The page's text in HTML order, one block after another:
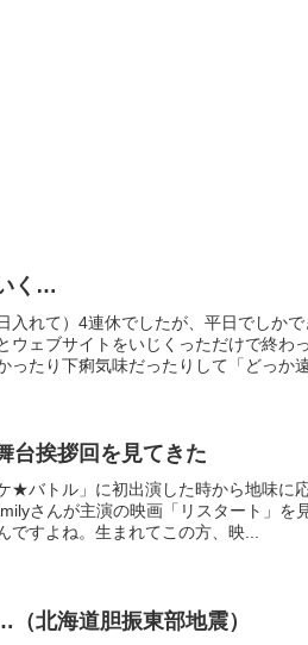
く…
入れて）4連休でしたが、平日でしか
ウェブサイトをいじくっただけで終
ったり下痢気味だったりして「どっか遠
台挨拶回を見てきた
★バトル」に初出演した時から地味に
さんが主演の映画「リスタート」を
すよね。生まれてこの方、映...
北海道胆振東部地震）